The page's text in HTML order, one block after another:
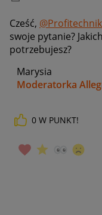
Cześć,
swoje pytanie?
potrzebujesz?
Marysia
Moderatorka
0 W PUNKT!